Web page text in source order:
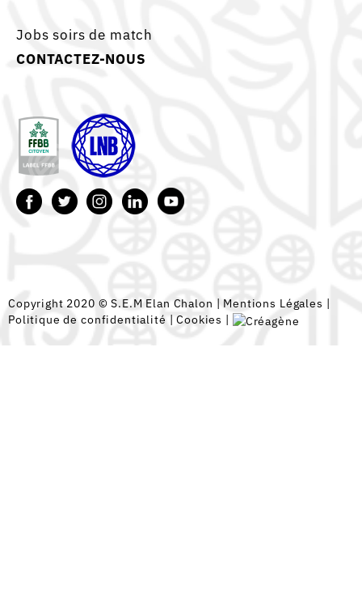
Jobs soirs de match
CONTACTEZ-NOUS
Copyright 2020 © S.E.M Elan Chalon | Mentions Légales |
Politique de confidentialité |Cookies |